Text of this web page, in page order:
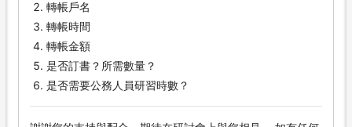
轉帳戶名
轉帳時間
轉帳金額
是否訂書？所需數量？
是否需要公務人員研習時數？